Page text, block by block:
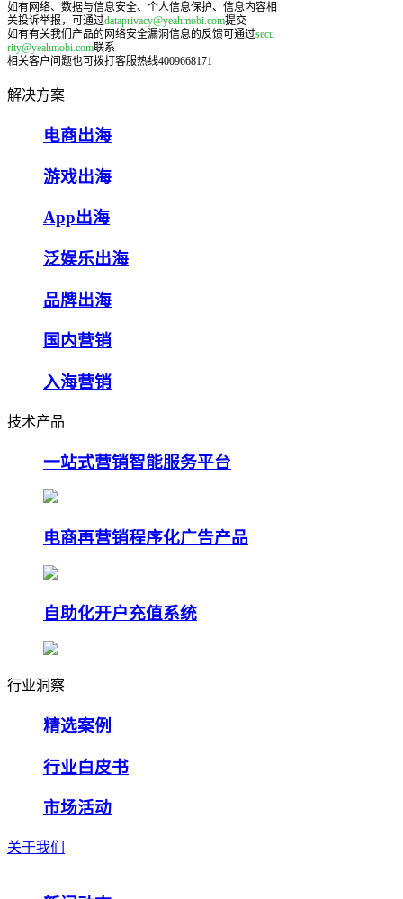
如有网络、数据与信息安全、个人信息保护、信息内容相
关投诉举报，可通过dataprivacy@yeahmobi.com提交
如有有关我们产品的网络安全漏洞信息的反馈可通过secu
rity@yeahmobi.com联系
相关客户问题也可拨打客服热线4009668171
解决方案
电商出海
游戏出海
App出海
泛娱乐出海
品牌出海
国内营销
入海营销
技术产品
一站式营销智能服务平台
电商再营销程序化广告产品
自助化开户充值系统
行业洞察
精选案例
行业白皮书
市场活动
关于我们